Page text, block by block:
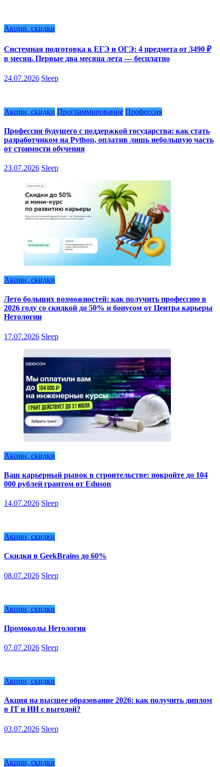
Акции, скидки
Системная подготовка к ЕГЭ и ОГЭ: 4 предмета от 3490 ₽
в месяц. Первые два месяца лета — бесплатно
24.07.2026 Sleep
Акции, скидки Программирование Профессия
Профессия будущего с поддержкой государства: как стать
разработчиком на Python, оплатив лишь небольшую часть
от стоимости обучения
23.07.2026 Sleep
Акции, скидки
Лето больших возможностей: как получить профессию в
2026 году со скидкой до 50% и бонусом от Центра карьеры
Нетологии
17.07.2026 Sleep
Акции, скидки
Ваш карьерный рывок в строительстве: покройте до 104
000 рублей грантом от Eduson
14.07.2026 Sleep
Акции, скидки
Скидки в GeekBrains до 60%
08.07.2026 Sleep
Акции, скидки
Промокоды Нетология
07.07.2026 Sleep
Акции, скидки
Акция на высшее образование 2026: как получить диплом
в IT и ИИ с выгодой?
03.07.2026 Sleep
Акции, скидки